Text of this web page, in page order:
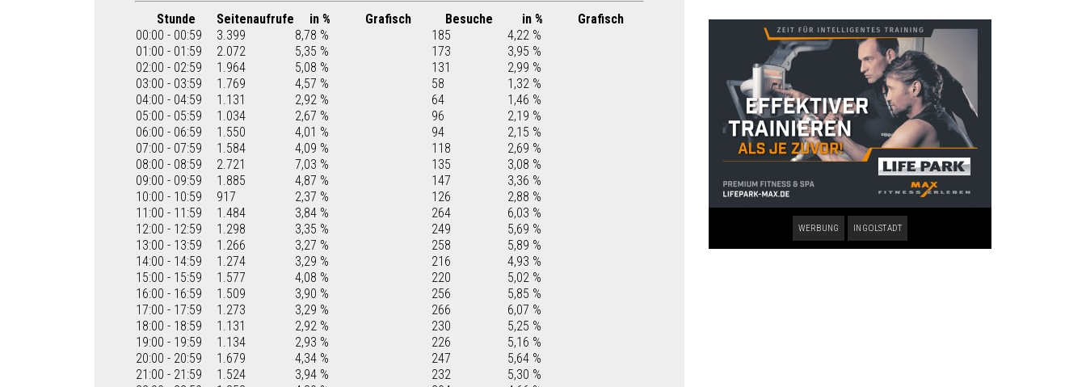
Stunde Seitenaufrufe in % Grafisch Besuche in %
Grafisch
00:00 - 00:59
3.399 8,78 % 185
4,22 %
01:00 - 01:59
2.072 5,35 % 173
3,95 %
02:00 - 02:59
1.964 5,08 % 131
2,99 %
03:00 - 03:59
1.769 4,57 % 58
1,32 %
04:00 - 04:59
1.131 2,92 % 64
1,46 %
05:00 - 05:59
1.034 2,67 % 96
2,19 %
06:00 - 06:59
1.550 4,01 % 94
2,15 %
07:00 - 07:59
1.584 4,09 % 118
2,69 %
08:00 - 08:59
2.721 7,03 % 135
3,08 %
09:00 - 09:59
1.885 4,87 % 147
3,36 %
10:00 - 10:59
917 2,37 % 126
2,88 %
11:00 - 11:59
1.484 3,84 % 264
6,03 %
12:00 - 12:59
1.298 3,35 % 249
5,69 %
13:00 - 13:59
1.266 3,27 % 258
5,89 %
14:00 - 14:59
1.274 3,29 % 216
4,93 %
15:00 - 15:59
1.577 4,08 % 220
5,02 %
16:00 - 16:59
1.509 3,90 % 256
5,85 %
17:00 - 17:59
1.273 3,29 % 266
6,07 %
18:00 - 18:59
1.131 2,92 % 230
5,25 %
19:00 - 19:59
1.134 2,93 % 226
5,16 %
20:00 - 20:59
1.679 4,34 % 247
5,64 %
21:00 - 21:59
1.524 3,94 % 232
5,30 %
WERBUNG INGOLSTADT